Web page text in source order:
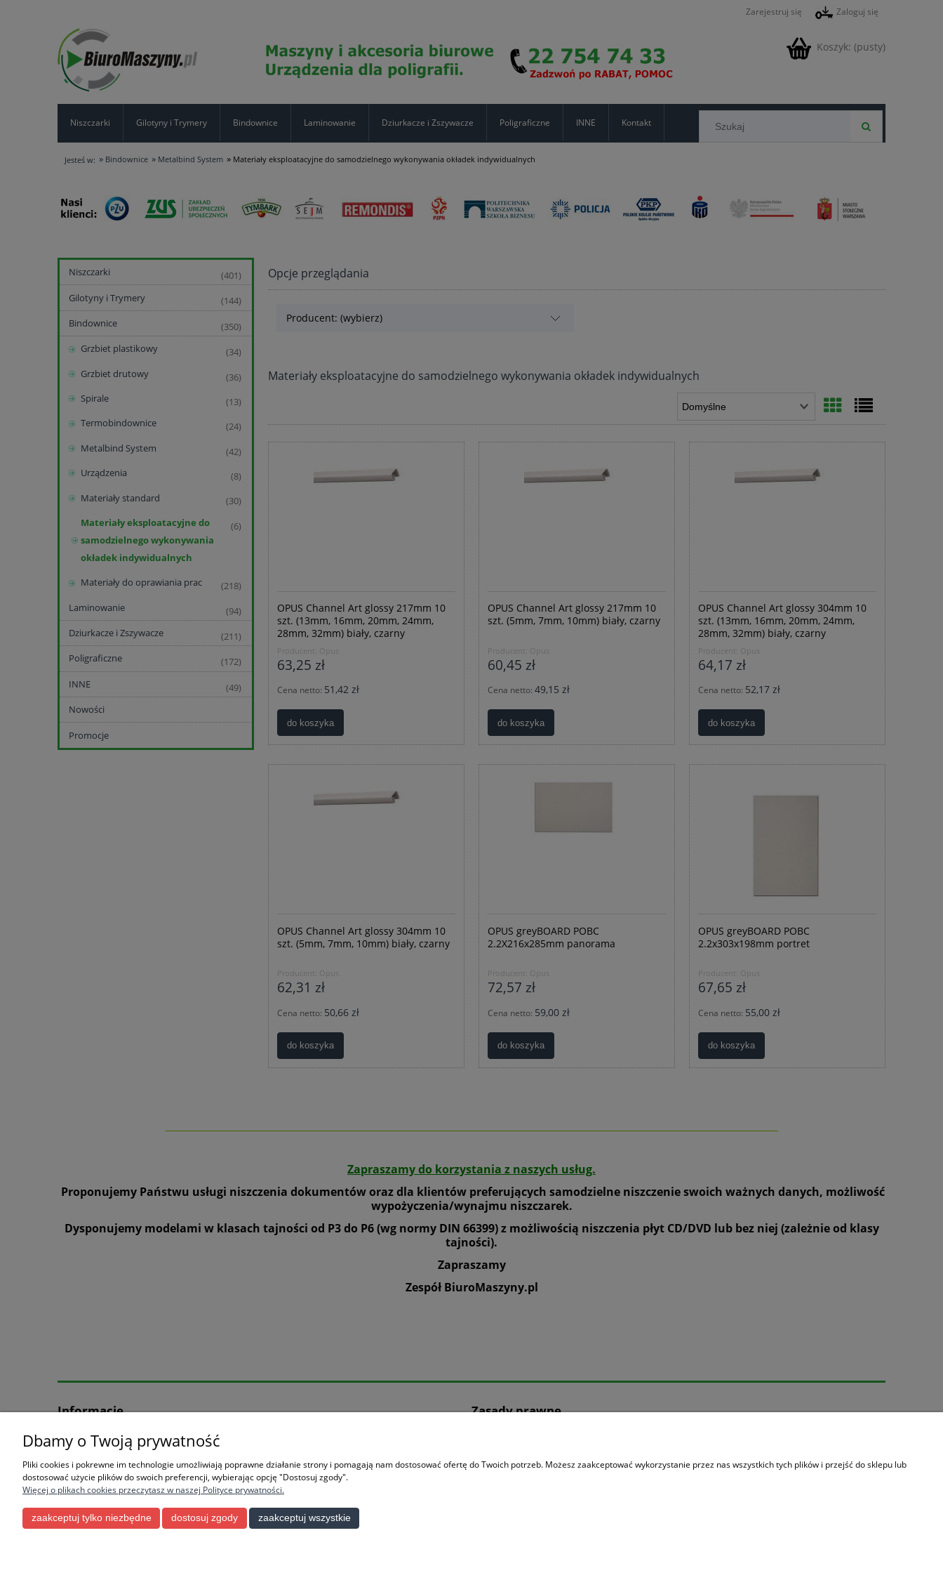
Zarejestruj się Zaloguj się
Koszyk: (pusty)
Niszczarki Gilotyny i Trymery Bindownice Laminowanie Dziurkacze i Zszywacze Poligraficzne INNE Kontakt
Jesteś w: » Bindownice » Metalbind System » Materiały eksploatacyjne do samodzielnego wykonywania okładek indywidualnych
Niszczarki (401)
Gilotyny i Trymery (144)
Bindownice (350)
Grzbiet plastikowy (34)
Grzbiet drutowy (36)
Spirale (13)
Termobindownice (24)
Metalbind System (42)
Urządzenia (8)
Materiały standard (30)
Materiały eksploatacyjne do
samodzielnego wykonywania
okładek indywidualnych
(6)
Materiały do oprawiania prac (218)
Laminowanie (94)
Dziurkacze i Zszywacze (211)
Poligraficzne (172)
INNE (49)
Nowości
Promocje
Opcje przeglądania
Producent: (wybierz)
Materiały eksploatacyjne do samodzielnego wykonywania okładek indywidualnych
OPUS Channel Art glossy 217mm 10
szt. (13mm, 16mm, 20mm, 24mm,
28mm, 32mm) biały, czarny
Producent: Opus
63,25 zł
Cena netto: 51,42 zł
do koszyka
OPUS Channel Art glossy 217mm 10
szt. (5mm, 7mm, 10mm) biały, czarny
Producent: Opus
60,45 zł
Cena netto: 49,15 zł
do koszyka
OPUS Channel Art glossy 304mm 10
szt. (13mm, 16mm, 20mm, 24mm,
28mm, 32mm) biały, czarny
Producent: Opus
64,17 zł
Cena netto: 52,17 zł
do koszyka
OPUS Channel Art glossy 304mm 10
szt. (5mm, 7mm, 10mm) biały, czarny
Producent: Opus
62,31 zł
Cena netto: 50,66 zł
do koszyka
OPUS greyBOARD POBC
2.2X216x285mm panorama
Producent: Opus
72,57 zł
Cena netto: 59,00 zł
do koszyka
OPUS greyBOARD POBC
2.2x303x198mm portret
Producent: Opus
67,65 zł
Cena netto: 55,00 zł
do koszyka
Zapraszamy do korzystania z naszych usług.
Proponujemy Państwu usługi niszczenia dokumentów oraz dla klientów preferujących samodzielne niszczenie swoich ważnych danych, możliwość
wypożyczenia/wynajmu niszczarek.
Dysponujemy modelami w klasach tajności od P3 do P6 (wg normy DIN 66399) z możliwością niszczenia płyt CD/DVD lub bez niej (zależnie od klasy
tajności).
Zapraszamy
Zespół BiuroMaszyny.pl
Informacje
O firmie
Zasady prawne
Użytkowanie sklepu oznacza zgodę na wykorzystywanie plików cookies. Szczegółowe informacje w
Dbamy o Twoją prywatność
Pliki cookies i pokrewne im technologie umożliwiają poprawne działanie strony i pomagają nam dostosować ofertę do Twoich potrzeb. Możesz zaakceptować wykorzystanie przez nas wszystkich tych plików i przejść do sklepu lub
dostosować użycie plików do swoich preferencji, wybierając opcję "Dostosuj zgody".
Więcej o plikach cookies przeczytasz w naszej Polityce prywatności.
zaakceptuj tylko niezbędne dostosuj zgody zaakceptuj wszystkie